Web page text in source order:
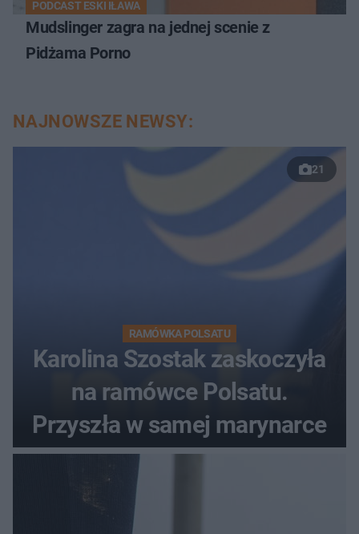
PODCAST ESKI IŁAWA
Mudslinger zagra na jednej scenie z
Pidżama Porno
NAJNOWSZE NEWSY:
21
RAMÓWKA POLSATU
Karolina Szostak zaskoczyła
na ramówce Polsatu.
Przyszła w samej marynarce